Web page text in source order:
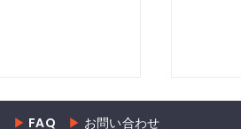
▶︎ FAQ ▶︎ お問い合わせ